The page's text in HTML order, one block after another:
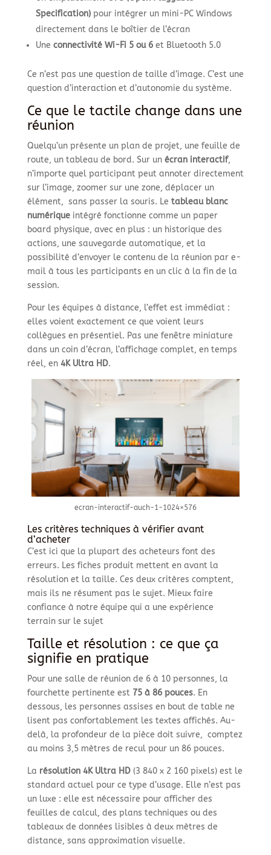
Specification)pour intégrer un mini-PC Windows
directement dans le boîtier de l’écran
Une connectivité Wi-Fi 5 ou 6et Bluetooth 5.0
Ce n’est pas une question de taille d’image. C’est une
question d’interaction et d’autonomie du système.
Ce que le tactile change dans une
réunion
Quelqu’un présente un plan de projet, une feuille de
route, un tableau de bord. Sur un écran interactif,
n’importe quel participant peut annoter directement
sur l’image, zoomer sur une zone, déplacer un
élément, sans passer la souris. Le tableau blanc
numériqueintégré fonctionne comme un paper
board physique, avec en plus : un historique des
actions, une sauvegarde automatique, et la
possibilité d’envoyer le contenu de la réunion par e-
mail à tous les participants en un clic à la fin de la
session.
Pour les équipes à distance, l’effet est immédiat :
elles voient exactement ce que voient leurs
collègues en présentiel. Pas une fenêtre miniature
dans un coin d’écran, l’affichage complet, en temps
réel, en 4K Ultra HD.
ecran-interactif-auch-1-1024×576
Les critères techniques à vérifier avant
d’acheter
C’est ici que la plupart des acheteurs font des
erreurs. Les fiches produit mettent en avant la
résolution et la taille. Ces deux critères comptent,
mais ils ne résument pas le sujet. Mieux faire
confiance à notre équipe qui a une expérience
terrain sur le sujet
Taille et résolution : ce que ça
signifie en pratique
Pour une salle de réunion de 6 à 10 personnes, la
fourchette pertinente est 75 à 86 pouces. En
dessous, les personnes assises en bout de table ne
lisent pas confortablement les textes affichés. Au-
delà, la profondeur de la pièce doit suivre, comptez
au moins 3,5 mètres de recul pour un 86 pouces.
La résolution 4K Ultra HD(3 840 x 2 160 pixels) est le
standard actuel pour ce type d’usage. Elle n’est pas
un luxe : elle est nécessaire pour afficher des
feuilles de calcul, des plans techniques ou des
tableaux de données lisibles à deux mètres de
distance, sans approximation visuelle.